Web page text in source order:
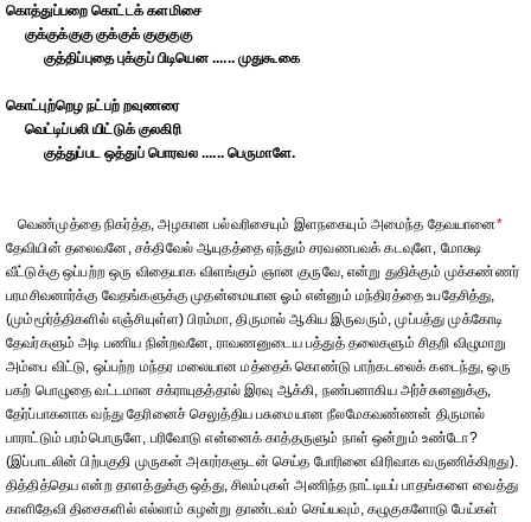
கொத்துப்பறை கொட்டக் களமிசை
குக்குக்குகு குக்குக் குகுகுகு
குத்திப்புதை புக்குப் பிடியென ...... முதுகூகை
கொட்புற்றெழ நட்பற் றவுணரை
வெட்டிப்பலி யிட்டுக் குலகிரி
குத்துப்பட ஒத்துப் பொரவல ...... பெருமாளே.
வெண்முத்தை நிகர்த்த, அழகான பல்வரிசையும் இளநகையும் அமைந்த தேவயானை*
தேவியின் தலைவனே, சக்திவேல் ஆயுதத்தை ஏந்தும் சரவணபவக் கடவுளே, மோக்ஷ
வீட்டுக்கு ஒப்பற்ற ஒரு விதையாக விளங்கும் ஞான குருவே, என்று துதிக்கும் முக்கண்ணர்
பரமசிவனார்க்கு வேதங்களுக்கு முதன்மையான ஓம் என்னும் மந்திரத்தை உபதேசித்து,
(மும்மூர்த்திகளில் எஞ்சியுள்ள) பிரம்மா, திருமால் ஆகிய இருவரும், முப்பத்து முக்கோடி
தேவர்களும் அடி பணிய நின்றவனே, ராவணனுடைய பத்துத் தலைகளும் சிதறி விழுமாறு
அம்பை விட்டு, ஒப்பற்ற மந்தர மலையான மத்தைக் கொண்டு பாற்கடலைக் கடைந்து, ஒரு
பகற் பொழுதை வட்டமான சக்ராயுதத்தால் இரவு ஆக்கி, நண்பனாகிய அர்ச்சுனனுக்கு,
தேர்ப்பாகனாக வந்து தேரினைச் செலுத்திய பசுமையான நீலமேகவண்ணன் திருமால்
பாராட்டும் பரம்பொருளே, பரிவோடு என்னைக் காத்தருளும் நாள் ஒன்றும் உண்டோ?
(இப்பாடலின் பிற்பகுதி முருகன் அசுரர்களுடன் செய்த போரினை விரிவாக வருணிக்கிறது).
தித்தித்தெய என்ற தாளத்துக்கு ஒத்து, சிலம்புகள் அணிந்த நாட்டியப் பாதங்களை வைத்து
காளிதேவி திசைகளில் எல்லாம் சுழன்று தாண்டவம் செய்யவும், கழுகுகளோடு பேய்கள்